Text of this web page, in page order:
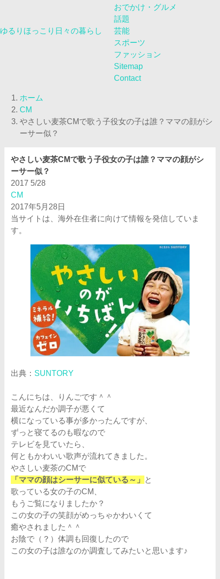
ゆるりほっこり日々の暮らし
おでかけ・グルメ
話題
芸能
スポーツ
ファッション
Sitemap
Contact
ホーム
CM
やさしい麦茶CMで歌う子役女の子は誰？ママの顔がシ
ーサー似？
やさしい麦茶CMで歌う子役女の子は誰？ママの顔がシ
ーサー似？
2017 5/28
CM
2017年5月28日
当サイトは、海外在住者に向けて情報を発信していま
す。
出典： SUNTORY
こんにちは、りんごです＾＾
最近なんだか調子が悪くて
横になっている事が多かったんですが、
ずっと寝てるのも暇なので
テレビを見ていたら、
何ともかわいい歌声が流れてきました。
やさしい麦茶のCMで
「ママの顔はシーサーに似ている～」
と
歌っている女の子のCM、
もうご覧になりましたか？
この女の子の笑顔がめっちゃかわいくて
癒やされました＾＾
お陰で（？）体調も回復したので
この女の子は誰なのか調査してみたいと思います♪